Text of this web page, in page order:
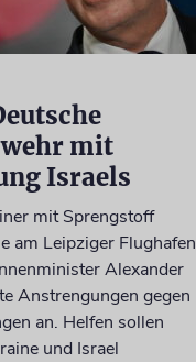
mit
Israels
mit Sprengstoff
am Leipziger Flughafen
Alexander
Anstrengungen gegen
an. Helfen sollen
und Israel